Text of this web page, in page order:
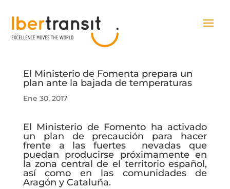
El Ministerio de Fomenta prepara un
plan ante la bajada de temperaturas
Ene 30, 2017
El Ministerio de Fomento ha activado
un plan de precaución para hacer
frente a las fuertes nevadas que
puedan producirse próximamente en
la zona central de el territorio español,
así como en las comunidades de
Aragón y Cataluña.